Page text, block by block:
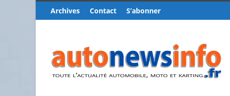
Archives Contact S’abonner